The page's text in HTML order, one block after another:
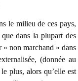
le milieu de ces pays,
dans la plupart des
« non marchand » dans
(donnée au
plus, alors qu’elle est